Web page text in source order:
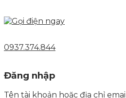
0937.374.844
Đăng nhập
Tên tài khoản hoặc địa chỉ email